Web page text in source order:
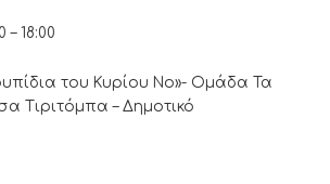
– 18:00
του Κυρίου Νο»- Ομάδα Τα
Τιριτόμπα – Δημοτικό